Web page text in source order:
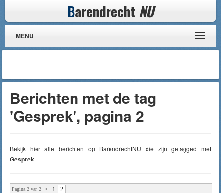
Barendrecht NU
MENU
Berichten met de tag
'Gesprek', pagina 2
Bekijk hier alle berichten op BarendrechtNU die zijn getagged met
Gesprek.
Pagina 2 van 2 < 1 2